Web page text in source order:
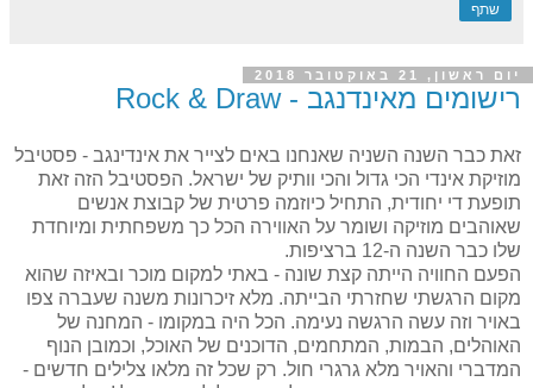
שתף
יום ראשון, 21 באוקטובר 2018
רישומים מאינדנגב - Rock & Draw
זאת כבר השנה השניה שאנחנו באים לצייר את אינדינגב - פסטיבל
מוזיקת אינדי הכי גדול והכי וותיק של ישראל. הפסטיבל הזה זאת
תופעת די יחודית, התחיל כיוזמה פרטית של קבוצת אנשים
שאוהבים מוזיקה ושומר על האווירה הכל כך משפחתית ומיוחדת
שלו כבר השנה ה-12 ברציפות.
הפעם החוויה הייתה קצת שונה - באתי למקום מוכר ובאיזה שהוא
מקום הרגשתי שחזרתי הבייתה. מלא זיכרונות משנה שעברה צפו
באויר וזה עשה הרגשה נעימה. הכל היה במקומו - המחנה של
האוהלים, הבמות, המתחמים, הדוכנים של האוכל, וכמובן הנוף
המדברי והאויר מלא גרגרי חול. רק שכל זה מלאו צלילים חדשים -